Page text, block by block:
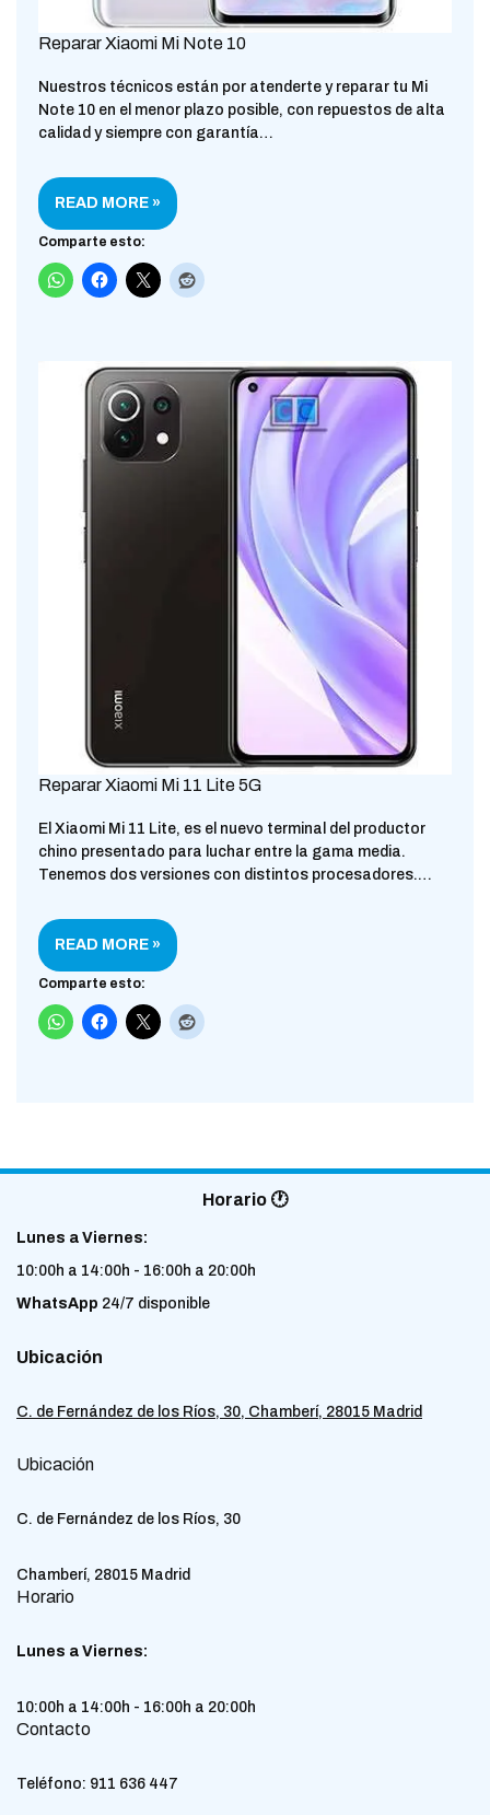
Reparar Xiaomi Mi Note 10
Nuestros técnicos están por atenderte y reparar tu Mi
Note 10 en el menor plazo posible, con repuestos de alta
calidad y siempre con garantía…
READ MORE »
Comparte esto:
Reparar Xiaomi Mi 11 Lite 5G
El Xiaomi Mi 11 Lite, es el nuevo terminal del productor
chino presentado para luchar entre la gama media.
Tenemos dos versiones con distintos procesadores.…
READ MORE »
Comparte esto:
Horario 🕐
Lunes a Viernes:
10:00h a 14:00h - 16:00h a 20:00h
WhatsApp 24/7 disponible
Ubicación
C. de Fernández de los Ríos, 30, Chamberí, 28015 Madrid
Ubicación
C. de Fernández de los Ríos, 30
Chamberí, 28015 Madrid
Horario
Lunes a Viernes:
10:00h a 14:00h - 16:00h a 20:00h
Contacto
Teléfono: 911 636 447